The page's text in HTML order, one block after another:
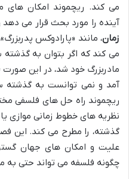
می کند. ریچموند امکان های
آینده را مورد بحث قرار می دهد
زمان، مانند «پارادوکس
می کند که اگر بتوان به گذشته
مادربزرگ خود شد، در این صورت
آمد و نمی توانست به
ریچموند راه حل های فلسفی
نظریه های خطوط زمانی موازی
گذشته، را مطرح می کند. این
علیت و امکان های جهان
چگونه فلسفه می تواند حتی به